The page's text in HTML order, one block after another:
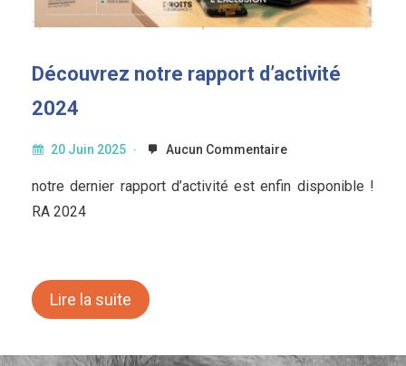
Découvrez notre rapport d’activité
2024
20 Juin 2025 Aucun Commentaire
notre dernier rapport d’activité est enfin disponible !
RA 2024
Lire la suite